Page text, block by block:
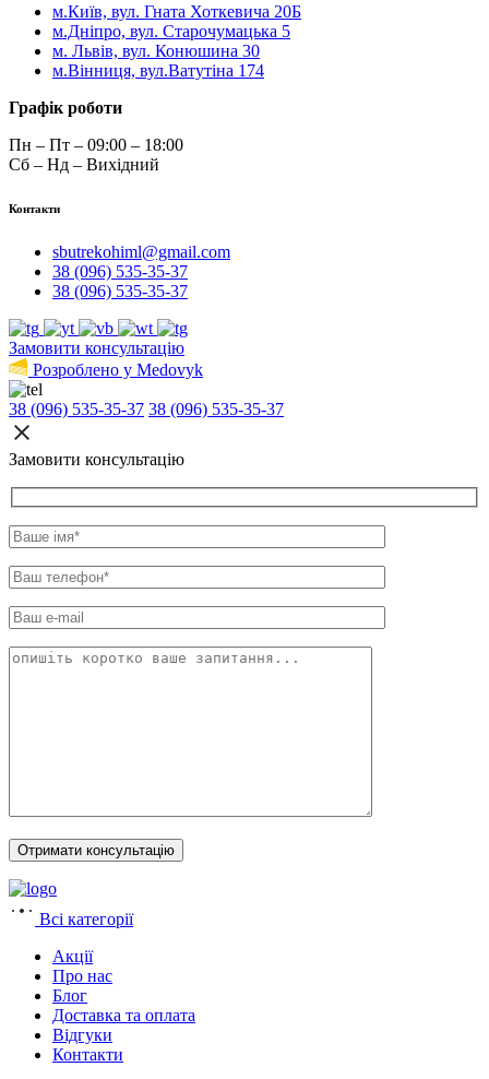
м.Київ, вул. Гната Хоткевича 20Б
м.Дніпро, вул. Старочумацька 5
м. Львів, вул. Конюшина 30
м.Вінниця, вул.Ватутіна 174
Графік роботи
Пн – Пт – 09:00 – 18:00
Сб – Нд – Вихідний
Контакти
sbutrekohiml@gmail.com
38 (096) 535-35-37
38 (096) 535-35-37
Замовити консультацію
Розроблено у Medovyk
38 (096) 535-35-37 38 (096) 535-35-37
Замовити консультацію
Всі категорії
Акції
Про нас
Блог
Доставка та оплата
Відгуки
Контакти